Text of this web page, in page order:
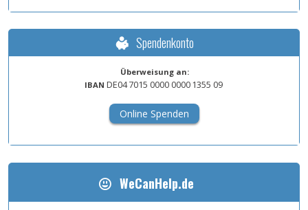
Spendenkonto
Überweisung an:
IBAN DE047015 0000 0000 1355 09
Online Spenden
WeCanHelp.de